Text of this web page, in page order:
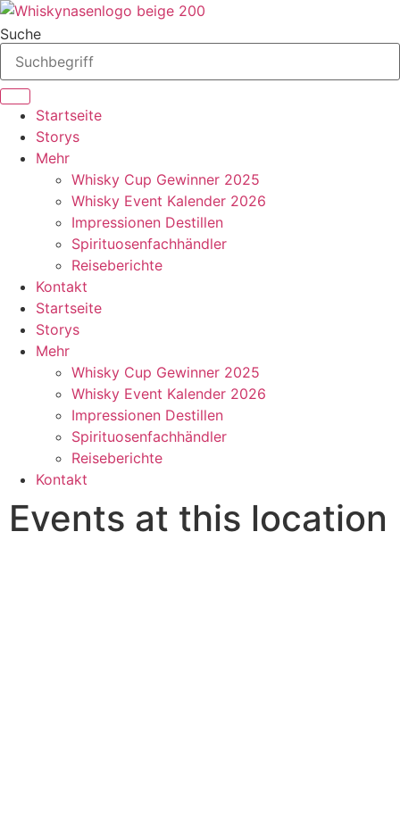
Zum
Inhalt
springen
Suche
Startseite
Storys
Mehr
Whisky Cup Gewinner 2025
Whisky Event Kalender 2026
Impressionen Destillen
Spirituosenfachhändler
Reiseberichte
Kontakt
Startseite
Storys
Mehr
Whisky Cup Gewinner 2025
Whisky Event Kalender 2026
Impressionen Destillen
Spirituosenfachhändler
Reiseberichte
Kontakt
Events at this location